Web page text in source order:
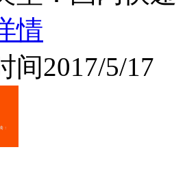
情
间2017/5/17